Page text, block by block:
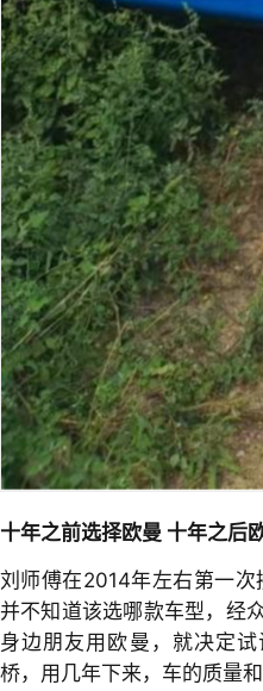
十年之前选择欧曼 十年之后
刘师傅在2014年左右第一次
并不知道该选哪款车型，经
身边朋友用欧曼，就决定
桥，用几年下来，车的质量